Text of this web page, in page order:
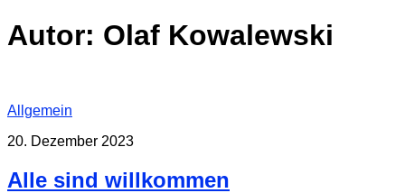
Autor: Olaf Kowalewski
Allgemein
20. Dezember 2023
Alle sind willkommen